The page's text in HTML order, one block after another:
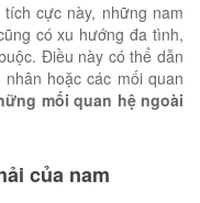
cực này, những nam
có xu hướng đa tình,
Điều này có thể dẫn
hoặc các mối quan
mối quan hệ ngoài
của nam